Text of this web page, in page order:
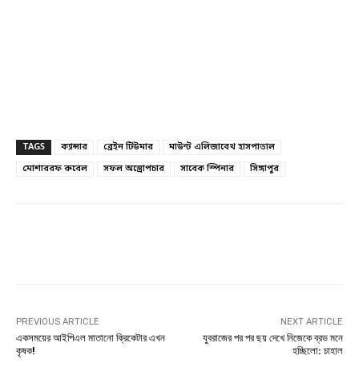
TAGS ক্যান্সার ব্রেইন টিউমার
মাউন্ট এলিজাবেথ হাসপাতাল
মোশাররফ রুবেল
সফল অস্ত্রোপচার সাবেক স্পিনার সিঙ্গাপুর
PREVIOUS ARTICLE
একসময়ের আইপিএল মাতানো ক্রিকেটার এখন
কৃষক!
NEXT ARTICLE
যুবরাজের পর পর ছয় দেখে নিজেকে ব্রড মনে
হচ্ছিলো: চাহাল